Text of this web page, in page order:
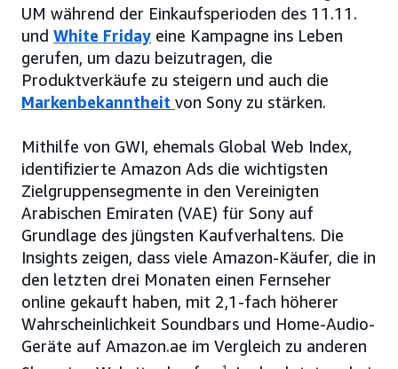
UM während der Einkaufsperioden des 11.11.
und White Friday eine Kampagne ins Leben
gerufen, um dazu beizutragen, die
Produktverkäufe zu steigern und auch die
Markenbekanntheit von Sony zu stärken.
Mithilfe von GWI, ehemals Global Web Index,
identifizierte Amazon Ads die wichtigsten
Zielgruppensegmente in den Vereinigten
Arabischen Emiraten (VAE) für Sony auf
Grundlage des jüngsten Kaufverhaltens. Die
Insights zeigen, dass viele Amazon-Käufer, die in
den letzten drei Monaten einen Fernseher
online gekauft haben, mit 2,1-fach höherer
Wahrscheinlichkeit Soundbars und Home-Audio-
Geräte auf Amazon.ae im Vergleich zu anderen